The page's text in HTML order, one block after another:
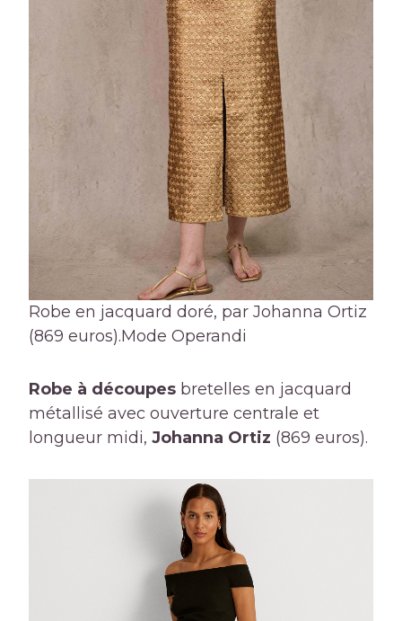
Robe en jacquard doré, par Johanna Ortiz
(869 euros).Mode Operandi
Robe à découpes bretelles en jacquard
métallisé avec ouverture centrale et
longueur midi, Johanna Ortiz (869 euros).